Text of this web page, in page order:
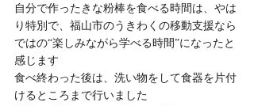
自分で作ったきな粉棒を食べる時間は、やは
り特別で、福山市のうきわくの移動支援なら
ではの“楽しみながら学べる時間”になったと
感じます
食べ終わった後は、洗い物をして食器を片付
けるところまで行いました